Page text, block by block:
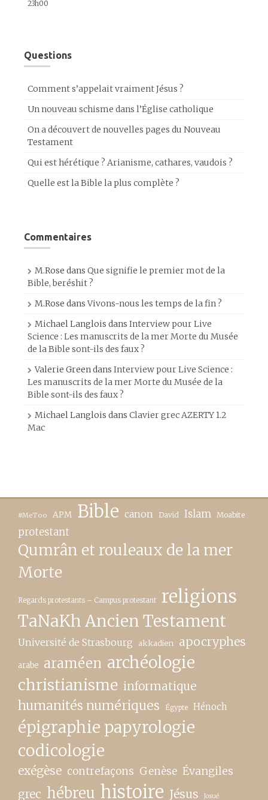
23h00
Questions
Comment s’appelait vraiment Jésus ?
Un nouveau schisme dans l’Église catholique
On a découvert de nouvelles pages du Nouveau
Testament
Qui est hérétique ? Arianisme, cathares, vaudois ?
Quelle est la Bible la plus complète ?
Commentaires
M.Rose dans Que signifie le premier mot de la
Bible, beréshit ?
M.Rose dansVivons-nous les temps de la fin ?
Michael Langlois dans Interview pour Live
Science : Les manuscrits de la mer Morte du Musée
de la Bible sont-ils des faux ?
Valerie Greendans Interview pour Live Science :
Les manuscrits de la mer Morte du Musée de la
Bible sont-ils des faux ?
Michael Langlois dans Clavier grec AZERTY 1.2
Mac
#MeToo APM Bible canon David Islam Moabite
protestant
Qumrân et rouleaux de la mer
Morte
Regards protestants – Campus protestant religions
TaNaKh Ancien Testament
Université de Strasbourg akkadien apocryphes
arabe araméen archéologie
christianisme informatique
humanités numériques Égypte Hénoch
épigraphie papyrologie
codicologie
exégèse contrefaçons Genèse Évangiles
grec hébreu histoire Jésus Josué